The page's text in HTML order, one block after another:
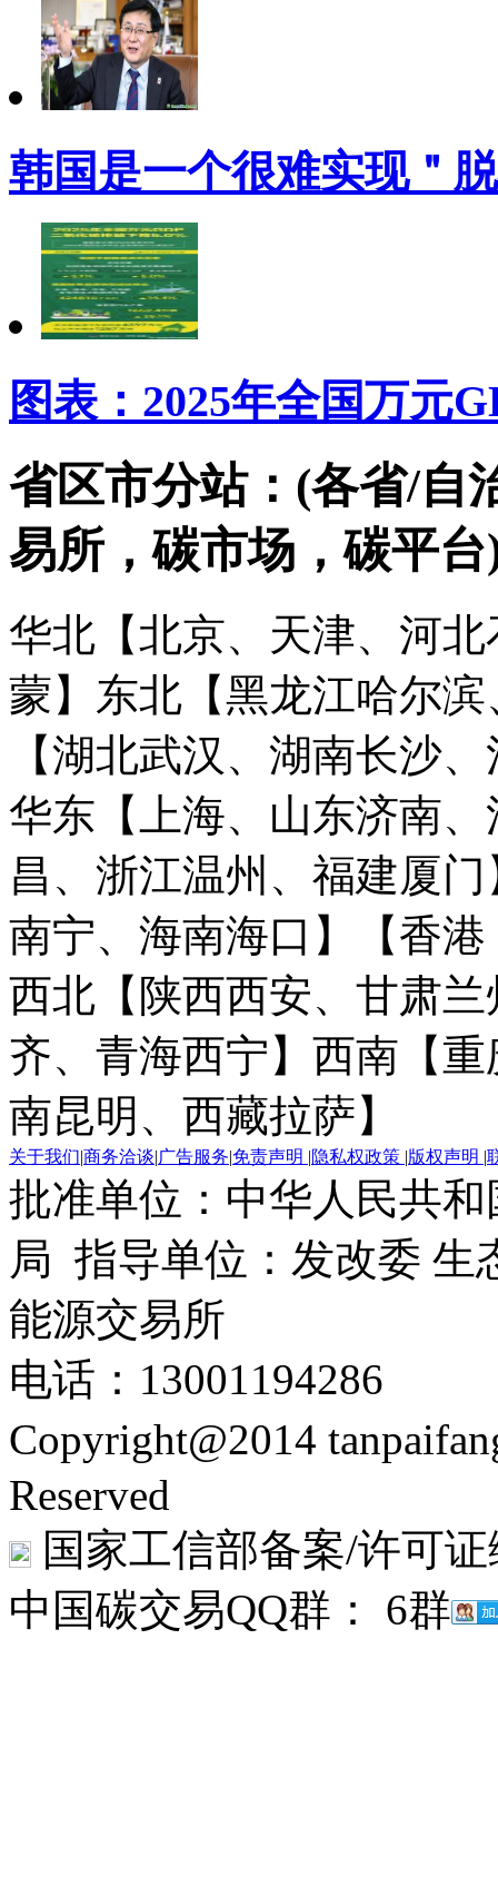
韩国是一个很难实现＂
图表：2025年全国万元
省区市分站：(各省/自
易所，碳市场，碳平台
华北【北京、天津、河
蒙】 东北【黑龙江哈尔
【湖北武汉、湖南长沙
华东【上海、山东济南
昌、浙江温州、福建厦门
南宁、海南海口】
【香
西北【陕西西安、甘肃
齐、青海西宁】 西南【
南昆明、西藏拉萨】
关于我们|商务洽谈|广告服务|免责声明 |隐私权政策 |版权声明 |
批准单位：中华人民共
局 指导单位：发改委 生
能源交易所
电话：13001194286
Copyright@2014
Reserved
国家工信部备案/许可
中国碳交易QQ群： 6群